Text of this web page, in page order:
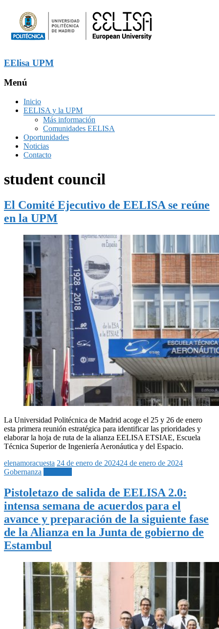
EElisa UPM
Menú
Inicio
EELISA y la UPM
Más información
Comunidades EELISA
Oportunidades
Noticias
Contacto
student council
El Comité Ejecutivo de EELISA se reúne
en la UPM
La Universidad Politécnica de Madrid acoge el 25 y 26 de enero
esta primera reunión estratégica para identificar las prioridades y
elaborar la hoja de ruta de la alianza EELISA ETSIAE, Escuela
Técnica Superior de Ingeniería Aeronáutica y del Espacio.
elenamoracuesta 24 de enero de 202424 de enero de 2024
Gobernanza
Pistoletazo de salida de EELISA 2.0:
intensa semana de acuerdos para el
avance y preparación de la siguiente fase
de la Alianza en la Junta de gobierno de
Estambul